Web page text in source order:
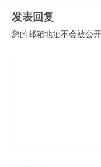
发表回复
您的邮箱地址不会被公开